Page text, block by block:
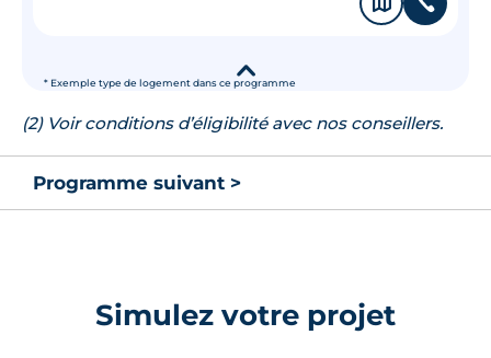
* Exemple type de logement dans ce programme
▾
(2) Voir conditions d’éligibilité avec nos conseillers.
Programme suivant >
Simulez votre projet